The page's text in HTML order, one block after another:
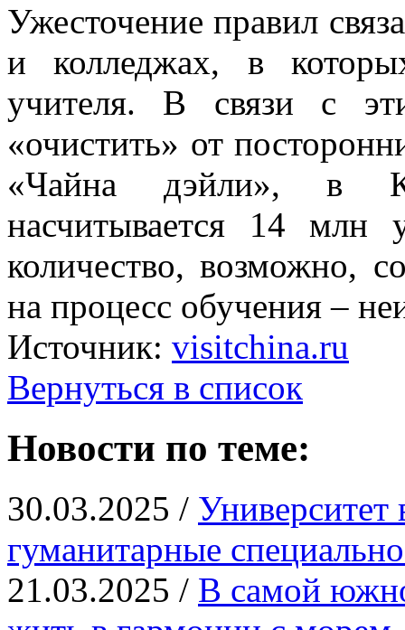
Ужесточение правил
и колледжах, в
учителя. В связи с
«очистить» от
«Чайна дэйли», в
насчитывается 14 млн
количество, возможно,
на процесс обучения –
Источник: visitchina.ru
Вернуться в список
Новости по теме:
30.03.2025 / Университет
гуманитарные
21.03.2025 / В самой